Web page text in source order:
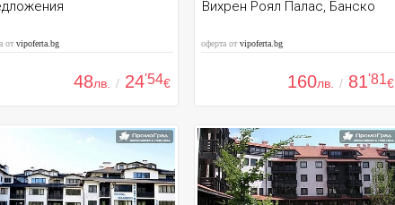
от vipoferta.bg
48лв. / 24'54€
Вихрен Роял Палас, Банско
оферта от vipoferta.bg
160лв. / 81'81€